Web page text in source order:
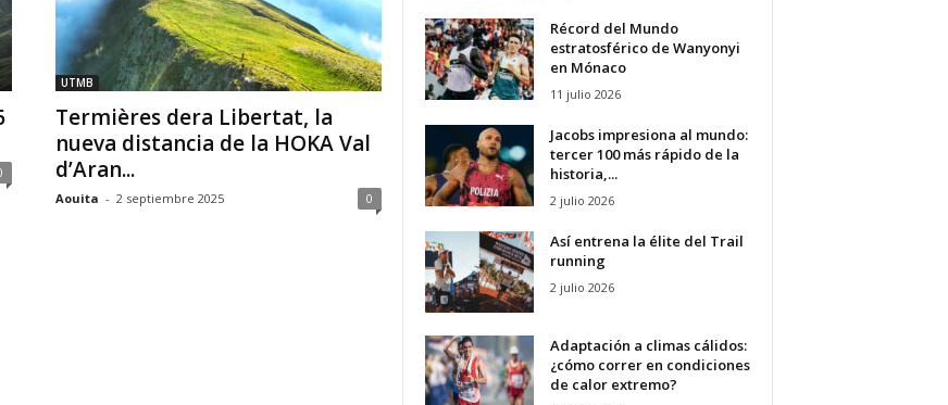
UTMB
Termières dera Libertat, la
nueva distancia de la HOKA Val
d’Aran...
Aouita - 2 septiembre 2025 0
Récord del Mundo
estratosférico de Wanyonyi
en Mónaco
11 julio 2026
Jacobs impresiona al mundo:
tercer 100 más rápido de la
historia,...
2 julio 2026
Así entrena la élite del Trail
running
2 julio 2026
Adaptación a climas cálidos:
¿cómo correr en condiciones
de calor extremo?